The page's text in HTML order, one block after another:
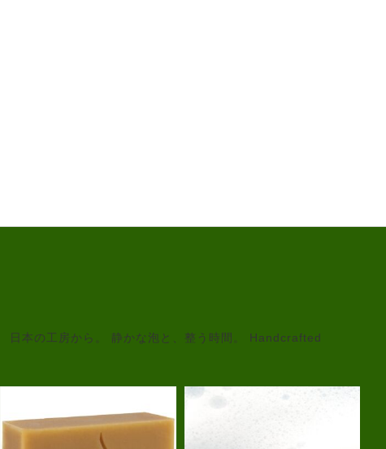
日本の工房から。 静かな泡と、整う時間。
Handcrafted